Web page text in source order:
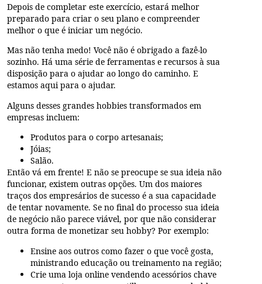
Depois de completar este exercício, estará melhor
preparado para criar o seu plano e compreender
melhor o que é iniciar um negócio.
Mas não tenha medo! Você não é obrigado a fazê-lo
sozinho. Há uma série de ferramentas e recursos à sua
disposição para o ajudar ao longo do caminho. E
estamos aqui para o ajudar.
Alguns desses grandes hobbies transformados em
empresas incluem:
Produtos para o corpo artesanais;
Jóias;
Salão.
Então vá em frente! E não se preocupe se sua ideia não
funcionar, existem outras opções. Um dos maiores
traços dos empresários de sucesso é a sua capacidade
de tentar novamente. Se no final do processo sua ideia
de negócio não parece viável, por que não considerar
outra forma de monetizar seu hobby? Por exemplo:
Ensine aos outros como fazer o que você gosta,
ministrando educação ou treinamento na região;
Crie uma loja online vendendo acessórios chave